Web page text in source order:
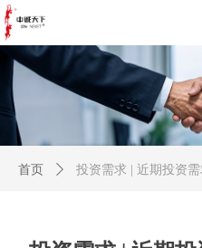
首页 ꄲ 投资需求 | 近期投资需